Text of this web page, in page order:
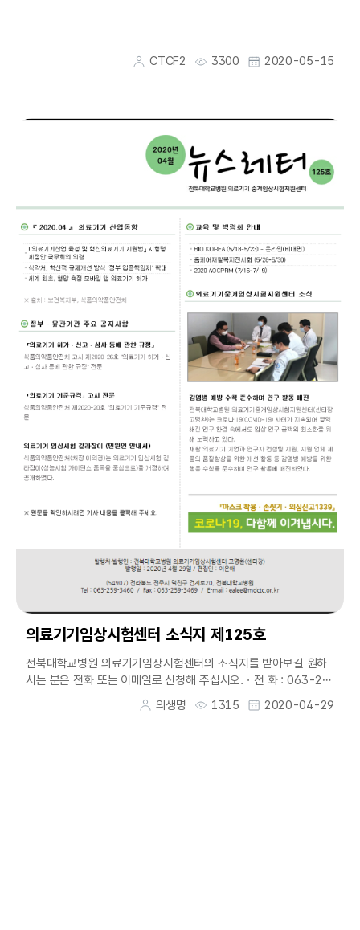
CTCF2 3300 2020-05-15
의료기기임상시험센터 소식지 제125호
전북대학교병원 의료기기임상시험센터의 소식지를 받아보길 원하
시는 분은 전화 또는 이메일로 신청해 주십시오.ㆍ전 화 : 063-25
9-3460ㆍ이메일 : ealee@mdctc.or....
의생명 1315 2020-04-29